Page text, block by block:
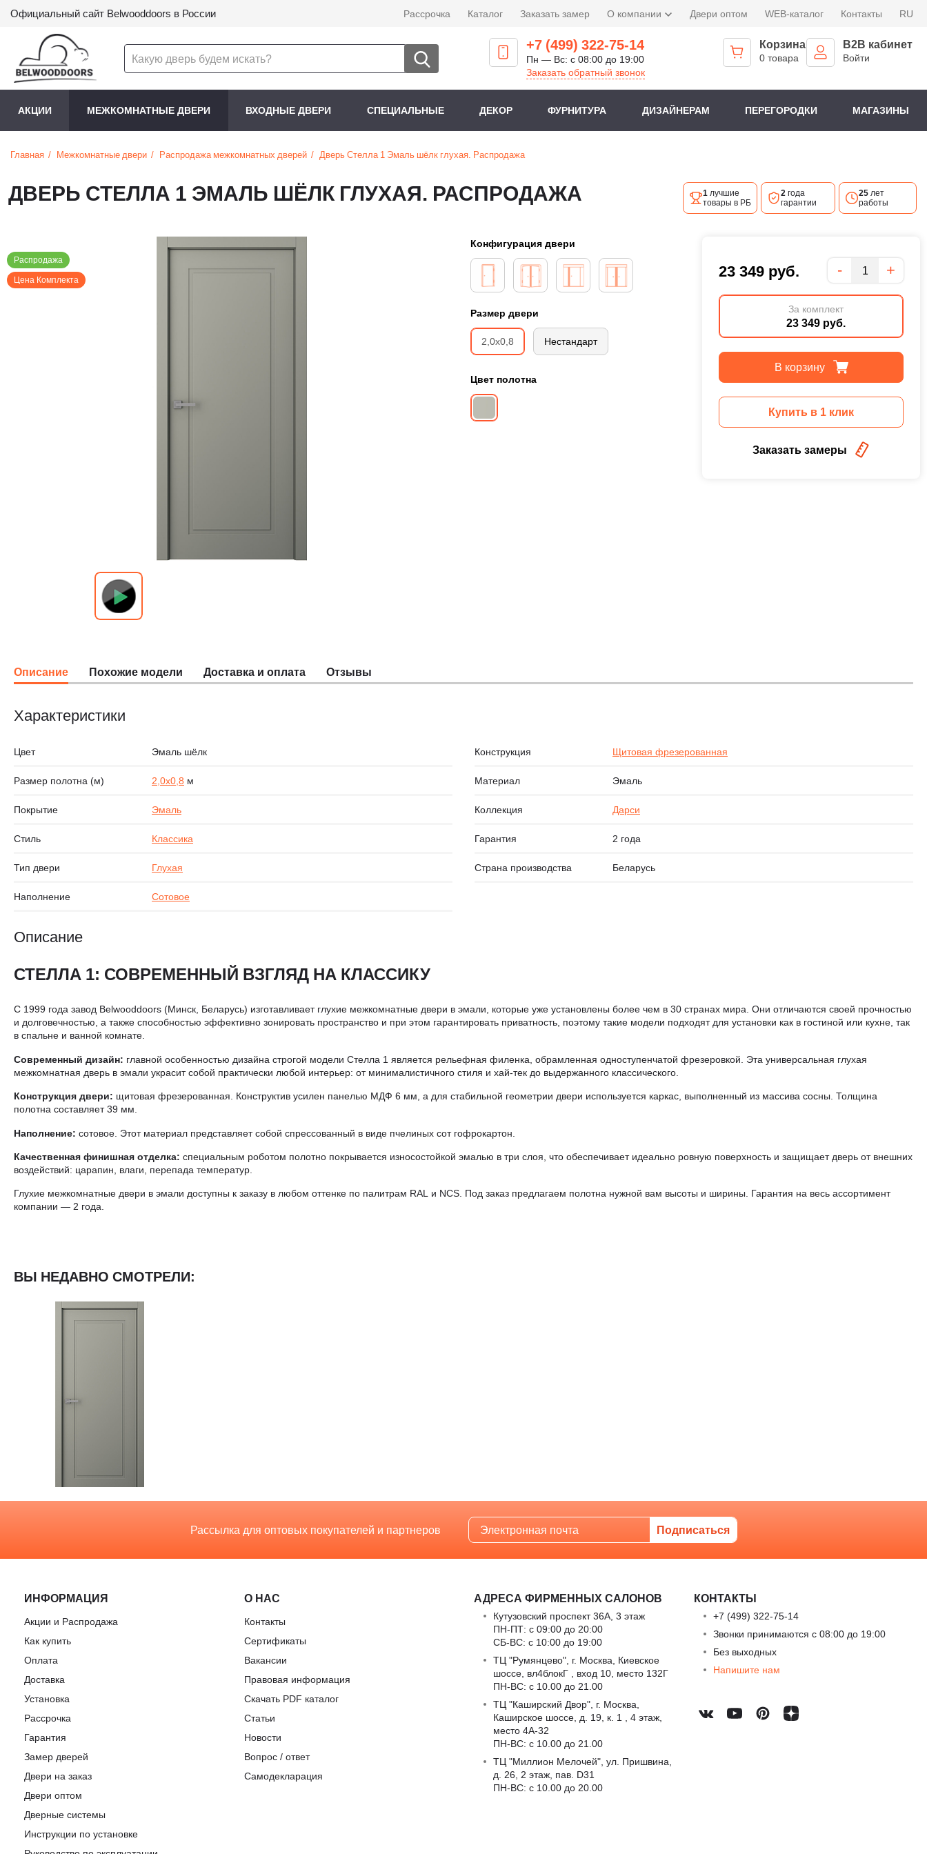
Официальный сайт Belwooddoors в России Рассрочка Каталог Заказать замер О компании Двери оптом WEB-каталог Контакты RU
+7 (499) 322-75-14
Пн — Вс: с 08:00 до 19:00
Заказать обратный звонок
Корзина
0 товара
B2B кабинет
Войти
АКЦИИ МЕЖКОМНАТНЫЕ ДВЕРИ ВХОДНЫЕ ДВЕРИ СПЕЦИАЛЬНЫЕ ДЕКОР ФУРНИТУРА ДИЗАЙНЕРАМ ПЕРЕГОРОДКИ МАГАЗИНЫ
Главная Межкомнатные двери Распродажа межкомнатных дверей Дверь Стелла 1 Эмаль шёлк глухая. Распродажа
ДВЕРЬ СТЕЛЛА 1 ЭМАЛЬ ШЁЛК ГЛУХАЯ. РАСПРОДАЖА 1лучшие
товары в РБ
2года
гарантии
25лет
работы
Распродажа
Цена Комплекта
Конфигурация двери
Размер двери
2,0х0,8 Нестандарт
Цвет полотна
23 349 руб. Количество
- +
За комплект
23 349 руб.
В корзину
Купить в 1 клик
Заказать замеры
Описание Похожие модели Доставка и оплата Отзывы
Характеристики
Цвет Эмаль шёлк
Размер полотна (м) 2,0х0,8 м
Покрытие Эмаль
Стиль Классика
Тип двери Глухая
Наполнение Сотовое
Конструкция Щитовая фрезерованная
Материал Эмаль
Коллекция Дарси
Гарантия 2 года
Страна производства Беларусь
Описание
СТЕЛЛА 1: СОВРЕМЕННЫЙ ВЗГЛЯД НА КЛАССИКУ
С 1999 года завод Belwooddoors (Минск, Беларусь) изготавливает глухие межкомнатные двери в эмали, которые уже установлены более чем в 30 странах мира. Они отличаются своей прочностью
и долговечностью, а также способностью эффективно зонировать пространство и при этом гарантировать приватность, поэтому такие модели подходят для установки как в гостиной или кухне, так
в спальне и ванной комнате.
Современный дизайн: главной особенностью дизайна строгой модели Стелла 1 является рельефная филенка, обрамленная одноступенчатой фрезеровкой. Эта универсальная глухая
межкомнатная дверь в эмали украсит собой практически любой интерьер: от минималистичного стиля и хай-тек до выдержанного классического.
Конструкция двери: щитовая фрезерованная. Конструктив усилен панелью МДФ 6 мм, а для стабильной геометрии двери используется каркас, выполненный из массива сосны. Толщина
полотна составляет 39 мм.
Наполнение: сотовое. Этот материал представляет собой спрессованный в виде пчелиных сот гофрокартон.
Качественная финишная отделка: специальным роботом полотно покрывается износостойкой эмалью в три слоя, что обеспечивает идеально ровную поверхность и защищает дверь от внешних
воздействий: царапин, влаги, перепада температур.
Глухие межкомнатные двери в эмали доступны к заказу в любом оттенке по палитрам RAL и NCS. Под заказ предлагаем полотна нужной вам высоты и ширины. Гарантия на весь ассортимент
компании — 2 года.
ВЫ НЕДАВНО СМОТРЕЛИ:
Рассылка для оптовых покупателей и партнеров
ИНФОРМАЦИЯ
Акции и Распродажа
Как купить
Оплата
Доставка
Установка
Рассрочка
Гарантия
Замер дверей
Двери на заказ
Двери оптом
Дверные системы
Инструкции по установке
О НАС
Контакты
Сертификаты
Вакансии
Правовая информация
Скачать PDF каталог
Статьи
Новости
Вопрос / ответ
Самодекларация
АДРЕСА ФИРМЕННЫХ САЛОНОВ
Кутузовский проспект 36А, 3 этаж
ПН-ПТ: с 09:00 до 20:00
СБ-ВС: с 10:00 до 19:00
ТЦ "Румянцево", г. Москва, Киевское
шоссе, вл4блокГ , вход 10, место 132Г
ПН-ВС: c 10.00 до 21.00
ТЦ "Каширский Двор", г. Москва,
Каширское шоссе, д. 19, к. 1 , 4 этаж,
место 4А-32
ПН-ВС: c 10.00 до 21.00
ТЦ "Миллион Мелочей", ул. Пришвина,
д. 26, 2 этаж, пав. D31
ПН-ВС: c 10.00 до 20.00
КОНТАКТЫ
+7 (499) 322-75-14
Звонки принимаются с 08:00 до 19:00
Без выходных
Напишите нам